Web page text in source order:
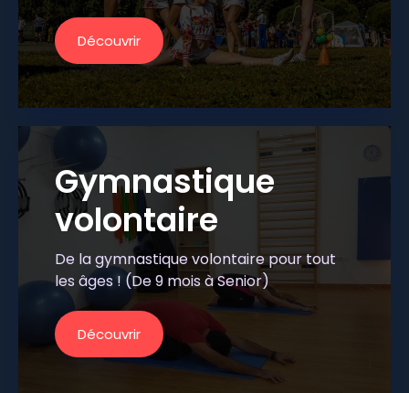
Découvrir
Gymnastique
volontaire
De la gymnastique volontaire pour tout
les âges ! (De 9 mois à Senior)​​
Découvrir